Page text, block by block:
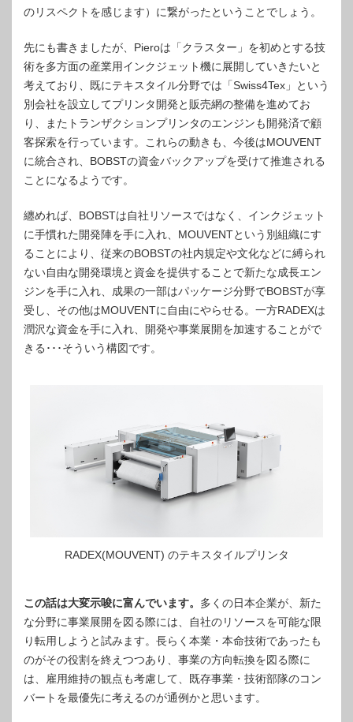
のリスペクトを感じます）に繋がったということでしょう。
先にも書きましたが、Pieroは「クラスター」を初めとする技
術を多方面の産業用インクジェット機に展開していきたいと
考えており、既にテキスタイル分野では「Swiss4Tex」という
別会社を設立してプリンタ開発と販売網の整備を進めてお
り、またトランザクションプリンタのエンジンも開発済で顧
客探索を行っています。これらの動きも、今後はMOUVENT
に統合され、BOBSTの資金バックアップを受けて推進される
ことになるようです。
纏めれば、BOBSTは自社リソースではなく、インクジェット
に手慣れた開発陣を手に入れ、MOUVENTという別組織にす
ることにより、従来のBOBSTの社内規定や文化などに縛られ
ない自由な開発環境と資金を提供することで新たな成長エン
ジンを手に入れ、成果の一部はパッケージ分野でBOBSTが享
受し、その他はMOUVENTに自由にやらせる。一方RADEXは
潤沢な資金を手に入れ、開発や事業展開を加速することがで
きる･･･そういう構図です。
RADEX(MOUVENT) のテキスタイルプリンタ
この話は大変示唆に富んでいます。 多くの日本企業が、新た
な分野に事業展開を図る際には、自社のリソースを可能な限
り転用しようと試みます。長らく本業・本命技術であったも
のがその役割を終えつつあり、事業の方向転換を図る際に
は、雇用維持の観点も考慮して、既存事業・技術部隊のコン
バートを最優先に考えるのが通例かと思います。